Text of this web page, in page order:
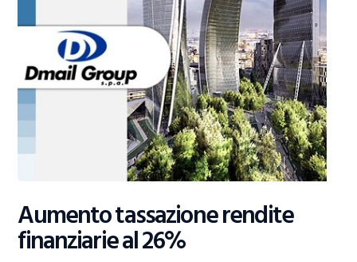
Aumento tassazione rendite
finanziarie al 26%